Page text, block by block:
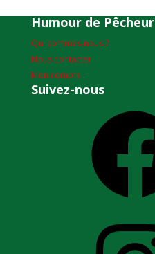
Humour de Pêcheur
Qui sommes-nous ?
Nous contacter
Mon compte
Suivez-nous